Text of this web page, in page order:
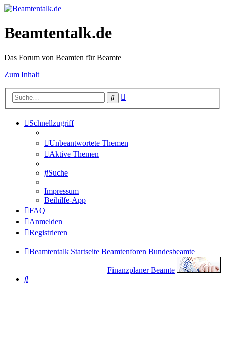
Beamtentalk.de
Das Forum von Beamten für Beamte
Zum Inhalt
Suche
Schnellzugriff
Unbeantwortete Themen
Aktive Themen
Suche
Impressum
Beihilfe-App
FAQ
Anmelden
Registrieren
Beamtentalk Startseite Beamtenforen Bundesbeamte
Finanzplaner Beamte
Suche